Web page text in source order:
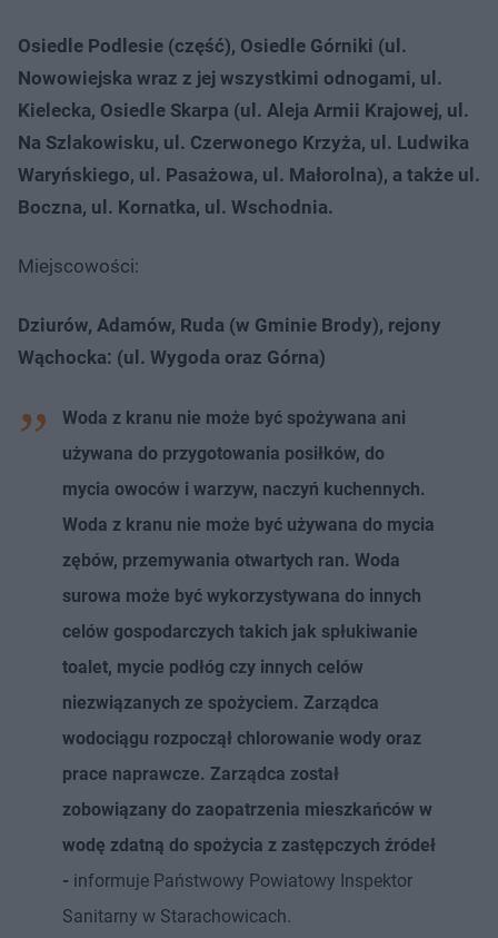
Osiedle Podlesie (część), Osiedle Górniki (ul.
Nowowiejska wraz z jej wszystkimi odnogami, ul.
Kielecka, Osiedle Skarpa (ul. Aleja Armii Krajowej, ul.
Na Szlakowisku, ul. Czerwonego Krzyża, ul. Ludwika
Waryńskiego, ul. Pasażowa, ul. Małorolna), a także ul.
Boczna, ul. Kornatka, ul. Wschodnia.
Miejscowości:
Dziurów, Adamów, Ruda (w Gminie Brody), rejony
Wąchocka: (ul. Wygoda oraz Górna)
Woda z kranu nie może być spożywana ani
używana do przygotowania posiłków, do
mycia owoców i warzyw, naczyń kuchennych.
Woda z kranu nie może być używana do mycia
zębów, przemywania otwartych ran. Woda
surowa może być wykorzystywana do innych
celów gospodarczych takich jak spłukiwanie
toalet, mycie podłóg czy innych celów
niezwiązanych ze spożyciem. Zarządca
wodociągu rozpoczął chlorowanie wody oraz
prace naprawcze. Zarządca został
zobowiązany do zaopatrzenia mieszkańców w
wodę zdatną do spożycia z zastępczych źródeł
- informuje Państwowy Powiatowy Inspektor
Sanitarny w Starachowicach.